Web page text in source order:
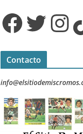
Facebook Twitter InstagramTikTok
Contacto